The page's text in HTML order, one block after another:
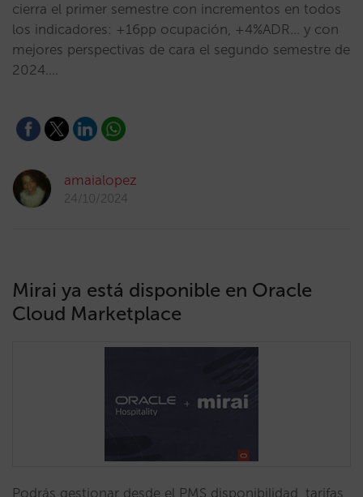
cierra el primer semestre con incrementos en todos
los indicadores: +16pp ocupación, +4%ADR... y con
mejores perspectivas de cara el segundo semestre de
2024.…
amaialopez
24/10/2024
Mirai ya está disponible en Oracle
Cloud Marketplace
Podrás gestionar desde el PMS disponibilidad, tarifas